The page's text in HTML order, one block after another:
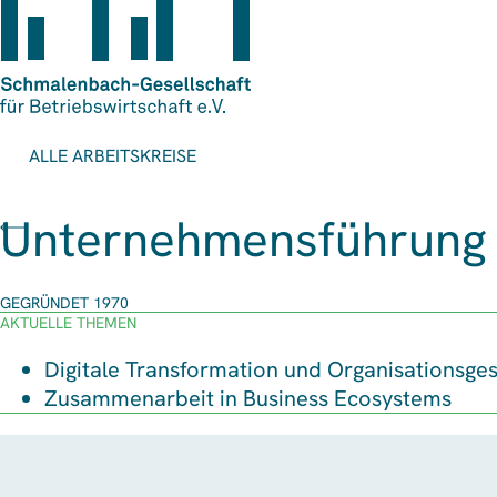
ALLE ARBEITSKREISE
Unternehmensführung
GEGRÜNDET 1970
AKTUELLE THEMEN
Digitale Transformation und
Zusammenarbeit in Business Ecosystems